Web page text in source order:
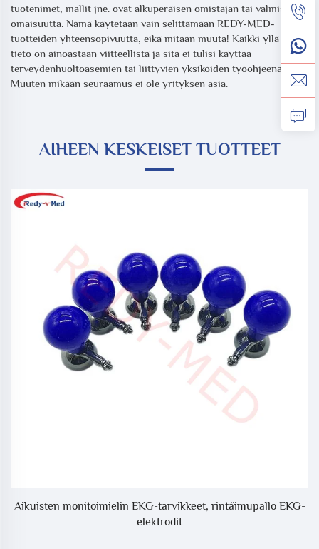
tuotenimet, mallit jne. ovat alkuperäisen omistajan tai valmistajan
omaisuutta. Nämä käytetään vain selittämään REDY-MED-
tuotteiden yhteensopivuutta, eikä mitään muuta! Kaikki yllä oleva
tieto on ainoastaan viitteellistä ja sitä ei tulisi käyttää
terveydenhuoltoasemien tai liittyvien yksiköiden työohjeena.
Muuten mikään seuraamus ei ole yrityksen asia.
AIHEEN KESKEISET TUOTTEET
Aikuisten monitoimielin EKG-tarvikkeet, rintäimupallo EKG-
elektrodit